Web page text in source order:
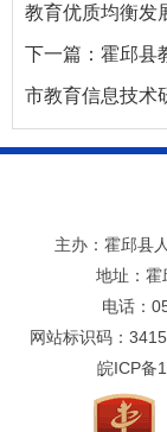
教育优质均衡发
下一篇： 霍邱县
市教育信息技术
主办：霍邱县
地址：霍
电话：
网站标识码：
皖ICP备